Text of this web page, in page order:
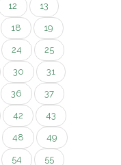
12 13
18 19
24 25
30 31
36 37
42 43
48 49
54 55